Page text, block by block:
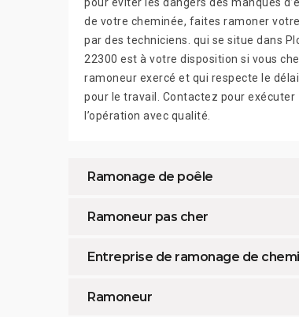
pour éviter les dangers des manques
de votre cheminée, faites ramoner
par des techniciens. qui se situe dans
22300 est à votre disposition si vous
ramoneur exercé et qui respecte le
pour le travail. Contactez pour exécuter
l’opération avec qualité.
Ramonage de poêle
Ramoneur pas cher
Entreprise de ramonage de
Ramoneur